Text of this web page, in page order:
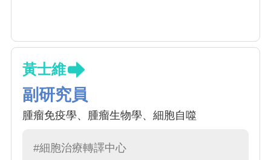
黃士維
副研究員
腫瘤免疫學、腫瘤生物學、細胞自噬
#細胞治療轉譯中心